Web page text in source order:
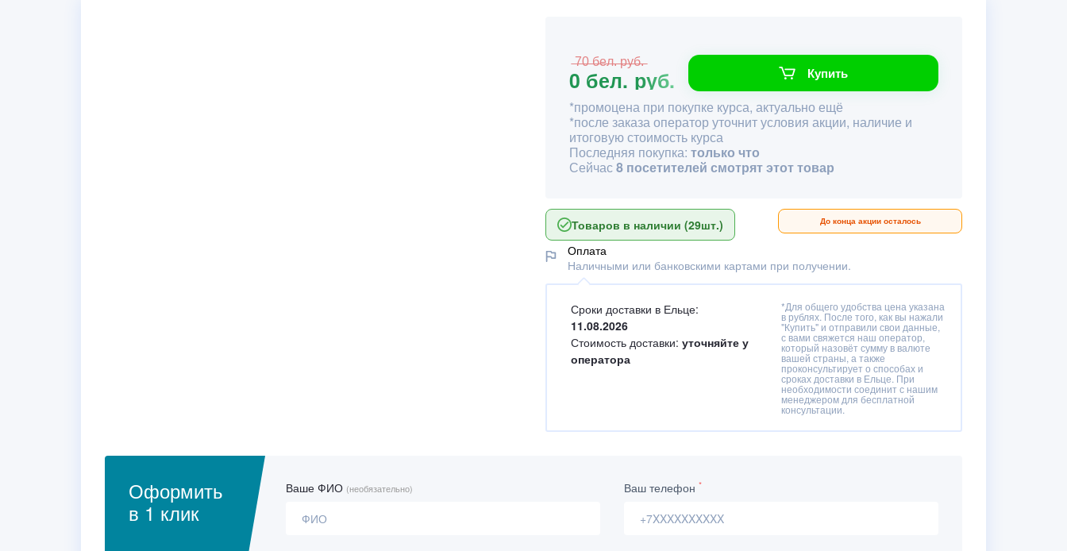
̶7̶0̶ ̶б̶е̶л̶.̶ ̶р̶у̶б̶.̶
0 бел. руб. Купить
*промоцена при покупке курса, актуально ещё
*после заказа оператор уточнит условия акции, наличие и
итоговую стоимость курса
Последняя покупка: только что
Сейчас8 посетителей смотрят этот товар
Товаров в наличии (29шт.) До конца акции осталось
Оплата
Наличными или банковскими картами при получении.
Сроки доставки в Ельце:
11.08.2026
Стоимость доставки: уточняйте у
оператора
*Для общего удобства цена указана
в рублях. После того, как вы нажали
"Купить" и отправили свои данные,
с вами свяжется наш оператор,
который назовёт сумму в валюте
вашей страны, а также
проконсультирует о способах и
сроках доставки в Ельце. При
необходимости соединит с нашим
менеджером для бесплатной
консультации.
Оформить
в 1 клик
Ваше ФИО (необязательно) Ваш телефон *